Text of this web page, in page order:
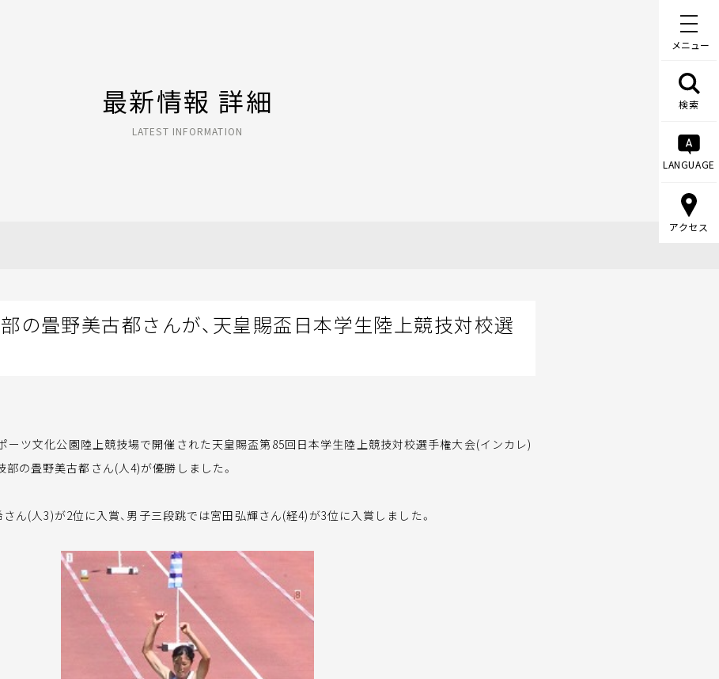
メニュー
検索
LANGUAGE
アクセス
最新情報 詳細
LATEST INFORMATION
の畳野美古都さんが、天皇賜盃日本学生陸上競技対校選
ーツ文化公園陸上競技場で開催された天皇賜盃第85回日本学生陸上競技対校選手権大会(インカレ)
の畳野美古都さん(人4)が優勝しました。
ん(人3)が2位に入賞、男子三段跳では宮田弘輝さん(経4)が3位に入賞しました。